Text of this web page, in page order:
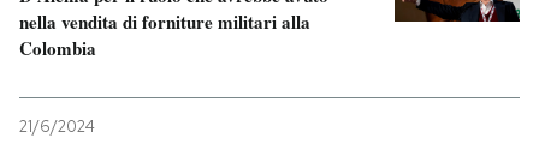
Internet
Cultura
Economia
Ok Boomer!
Europa
nella vendita di forniture militari alla
Colombia
21/6/2024